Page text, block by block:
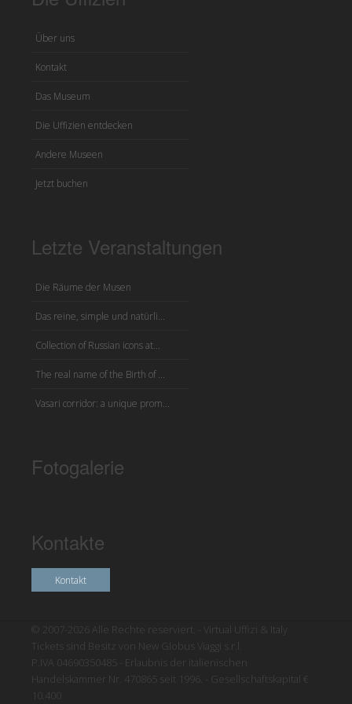
Über uns
Kontakt
Das Museum
Die Uffizien entdecken
Andere Museen
Jetzt buchen
Letzte Veranstaltungen
Die Räume der Musen
Das reine, simple und natürli...
Collection of Russian icons at...
The real name of the Birth of ...
Vasari corridor: a unique prom...
Fotogalerie
Kontakte
Kontakt
© 2007-2026 Alle Rechte reserviert. - Virtual Uffizi & Italy
Tickets sind Besitz von New Globus Viaggi s.r.l.
P.IVA 04690350485 - Erlaubnis der italienischen
Handelskammer Nr. 470865 seit 1996. - Gesellschaftskapital €
10.400